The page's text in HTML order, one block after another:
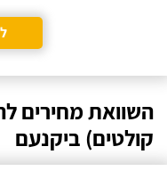
השוואת מחירים
קולטים) ביקנעם